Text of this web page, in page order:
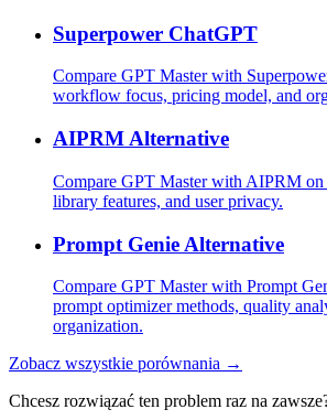
Superpower ChatGPT
Compare GPT Master with
workflow focus, pricing model, and
AIPRM Alternative
Compare GPT Master with AIPRM
library features, and user privacy.
Prompt Genie Alternative
Compare GPT Master with Prompt
prompt optimizer methods, quality
organization.
Zobacz wszystkie porównania →
Chcesz rozwiązać ten problem raz na